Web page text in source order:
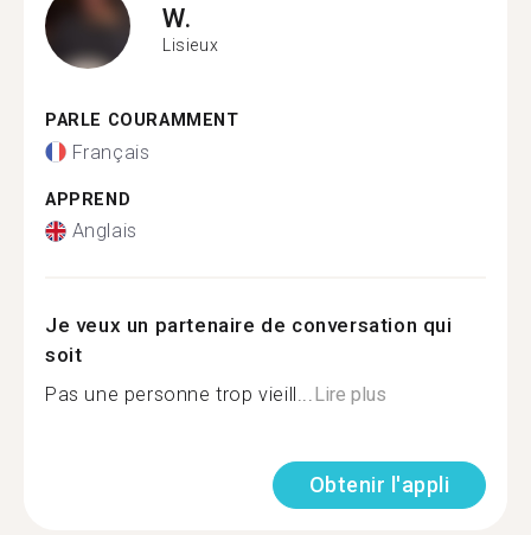
W.
Lisieux
PARLE COURAMMENT
Français
APPREND
Anglais
Je veux un partenaire de conversation qui
soit
Pas une personne trop vieill...Lire plus
Obtenir l'appli